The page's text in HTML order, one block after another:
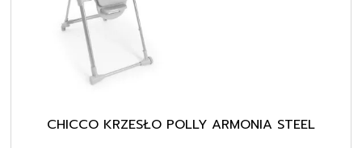
CHICCO KRZESŁO POLLY ARMONIA STEEL